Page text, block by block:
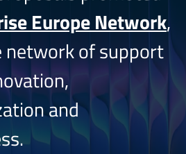
Europe Network,
of support
and